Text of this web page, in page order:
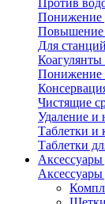
Против
Понижение
Повышение
Для
Коагулянты
Понижение
Чистящие
Удаление и
Таблетки и
Таблетки
Аксессуары
Аксессуары